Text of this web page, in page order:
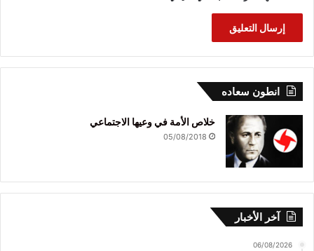
انطون سعاده
خلاص الأمة في وعيها الاجتماعي
05/08/2018
آخر الأخبار
06/08/2026